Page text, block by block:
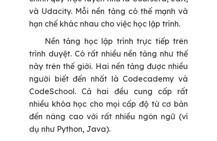
và Udacity. Mỗi nền tảng có thế mạnh và
hạn chế khác nhau cho việc học lập trình.
Nền tảng học lập trình trực tiếp trên
trình duyệt.Có rất nhiều nền tảng như thế
này trên thế giới. Hai nền tảng được nhiều
người biết đến nhất là Codecademy và
CodeSchool. Cả hai đều cung cấp rất
nhiều khóa học cho mọi cấp độ từ cơ bản
đến nâng cao với rất nhiều ngôn ngữ (ví
dụ như Python, Java).